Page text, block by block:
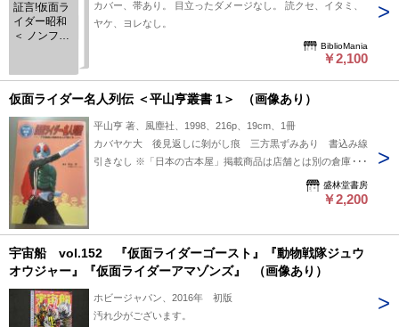
証言!仮面ラ
イダー昭和
＜ ノンフィ
カバー、帯あり。 目立ったダメージなし。 読クセ、イタミ、
ヤケ、ヨレなし。
BiblioMania
￥2,100
仮面ライダー名人列伝 ＜平山亨叢書 1＞ （画像あり）
平山亨 著、風塵社、1998、216p、19cm、1冊
カバヤケ大 後見返しに剝がし痕 三方黒ずみあり 書込み線
引きなし ※「日本の古本屋」掲載商品は店舗とは別の倉庫に
保管しております。 来店し直接御覧になりたい方は事前にご
連絡ください。 事前連絡なく来店されてもご覧頂くことが出
盛林堂書房
￥2,200
宇宙船 vol.152 『仮面ライダーゴースト』『動物戦隊ジュウ
オウジャー』『仮面ライダーアマゾンズ』 （画像あり）
ホビージャパン、2016年 初版
汚れ少がございます。